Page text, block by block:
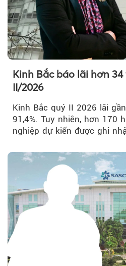
Kinh Bắc báo lãi hơn
II/2026
Kinh Bắc quý II 2026 lãi
91,4%. Tuy nhiên, hơn 170
nghiệp dự kiến được ghi